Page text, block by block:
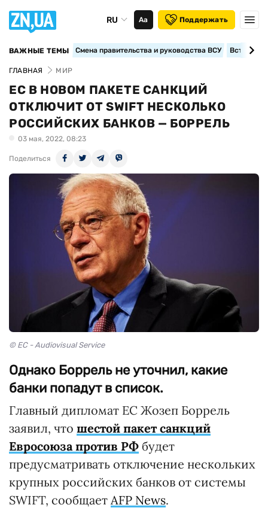
RU Аа Поддержать
ВАЖНЫЕ ТЕМЫ Смена правительства и руководства ВСУ
ГЛАВНАЯ МИР
ЕС В НОВОМ ПАКЕТЕ САНКЦИЙ
ОТКЛЮЧИТ ОТ SWIFT НЕСКОЛЬКО
РОССИЙСКИХ БАНКОВ — БОРРЕЛЬ
03 мая, 2022, 08:23
Поделиться
© EC - Audiovisual Service
Однако Боррель не уточнил, какие
банки попадут в список.
Главный дипломат ЕС Жозеп Боррель
заявил, что шестой пакет санкций
Евросоюза против РФ будет
предусматривать отключение нескольких
крупных российских банков от системы
SWIFT, сообщает AFP News.